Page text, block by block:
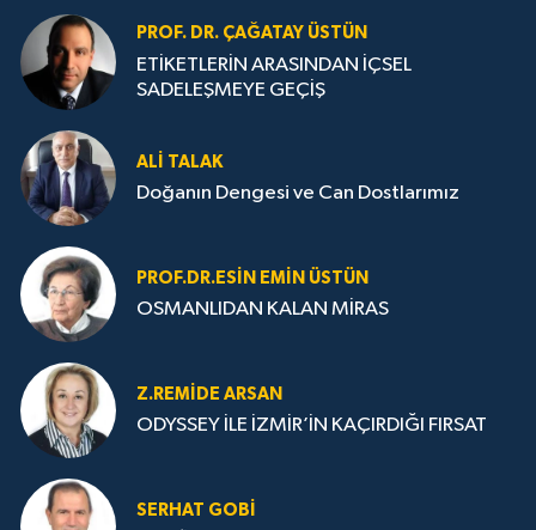
PROF. DR. ÇAĞATAY ÜSTÜN
ETİKETLERİN ARASINDAN İÇSEL
SADELEŞMEYE GEÇİŞ
ALI TALAK
Doğanın Dengesi ve Can Dostlarımız
PROF.DR.ESIN EMIN ÜSTÜN
OSMANLIDAN KALAN MİRAS
Z.REMIDE ARSAN
ODYSSEY İLE İZMİR’İN KAÇIRDIĞI FIRSAT
SERHAT GOBİ